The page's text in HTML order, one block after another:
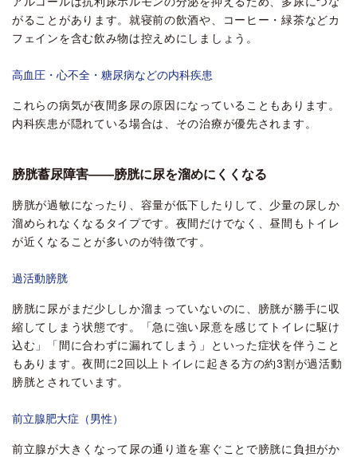
がることがあります。就寝前の飲酒や、コーヒー・緑茶などカ
フェインを含む飲み物は控えめにしましょう。
高血圧・心不全・糖尿病などの内科疾患
これらの病気が夜間多尿の原因になっていることもあります。
内科疾患が隠れている場合は、その治療が優先されます。
膀胱蓄尿障害――膀胱に尿を溜めにくくなる
膀胱が過敏になったり、容量が低下したりして、少量の尿しか
溜められなくなるタイプです。夜間だけでなく、昼間もトイレ
が近くなることが多いのが特徴です。
過活動膀胱
膀胱に尿がまだ少ししか溜まっていないのに、膀胱が勝手に収
縮してしまう状態です。「急に強い尿意を感じてトイレに駆け
込む」「間に合わずに漏れてしまう」といった症状を伴うこと
もあります。夜間に2回以上トイレに起きる方の約3割が過活動
膀胱とされています。
前立腺肥大症（男性）
前立腺が大きくなって尿の通り道を塞ぐことで膀胱に負担がか